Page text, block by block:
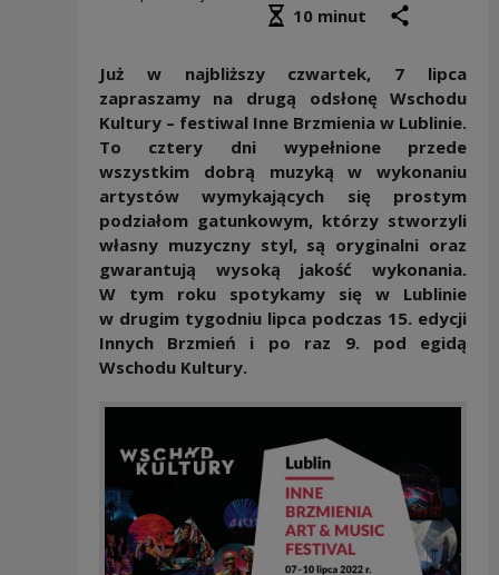
Średni czas czytania
10 minut
Już w najbliższy czwartek, 7 lipca
zapraszamy na drugą odsłonę Wschodu
Kultury – festiwal Inne Brzmienia w Lublinie.
To cztery dni wypełnione przede
wszystkim dobrą muzyką w wykonaniu
artystów wymykających się prostym
podziałom gatunkowym, którzy stworzyli
własny muzyczny styl, są oryginalni oraz
gwarantują wysoką jakość wykonania.
W tym roku spotykamy się w Lublinie
w drugim tygodniu lipca podczas 15. edycji
Innych Brzmień i po raz 9. pod egidą
Wschodu Kultury.